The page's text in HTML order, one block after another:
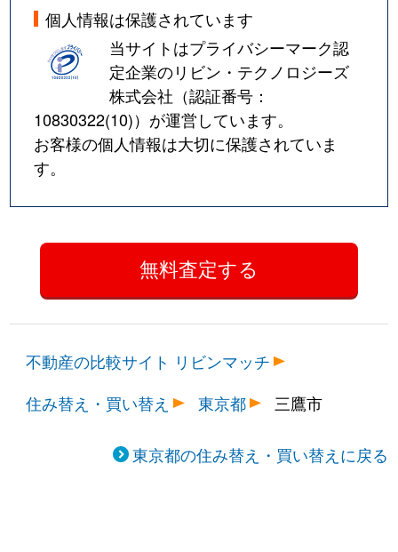
個人情報は保護されています
当サイトはプライバシーマーク認
定企業のリビン・テクノロジーズ
株式会社（認証番号：
10830322(10)）が運営しています。
お客様の個人情報は大切に保護されていま
す。
不動産の比較サイト リビンマッチ
住み替え・買い替え
東京都 三鷹市
東京都の住み替え・買い替えに戻る